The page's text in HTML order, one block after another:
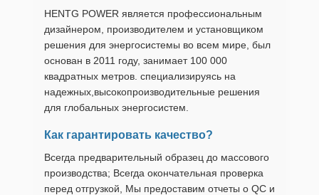
HENTG POWER является профессиональным
дизайнером, производителем и установщиком
решения для энергосистемы во всем мире, был
основан в 2011 году, занимает 100 000
квадратных метров. специализируясь на
надежных,высокопроизводительные решения
для глобальных энергосистем.
Как гарантировать качество?
Всегда предварительный образец до массового
производства; Всегда окончательная проверка
перед отгрузкой, Мы предоставим отчеты о QC и